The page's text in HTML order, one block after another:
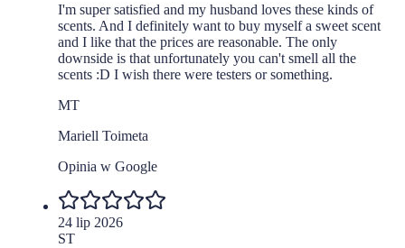
I'm super satisfied and my husband loves these kinds of
scents. And I definitely want to buy myself a sweet scent
and I like that the prices are reasonable. The only
downside is that unfortunately you can't smell all the
scents :D I wish there were testers or something.
MT
Mariell Toimeta
Opinia w Google
24 lip 2026
ST